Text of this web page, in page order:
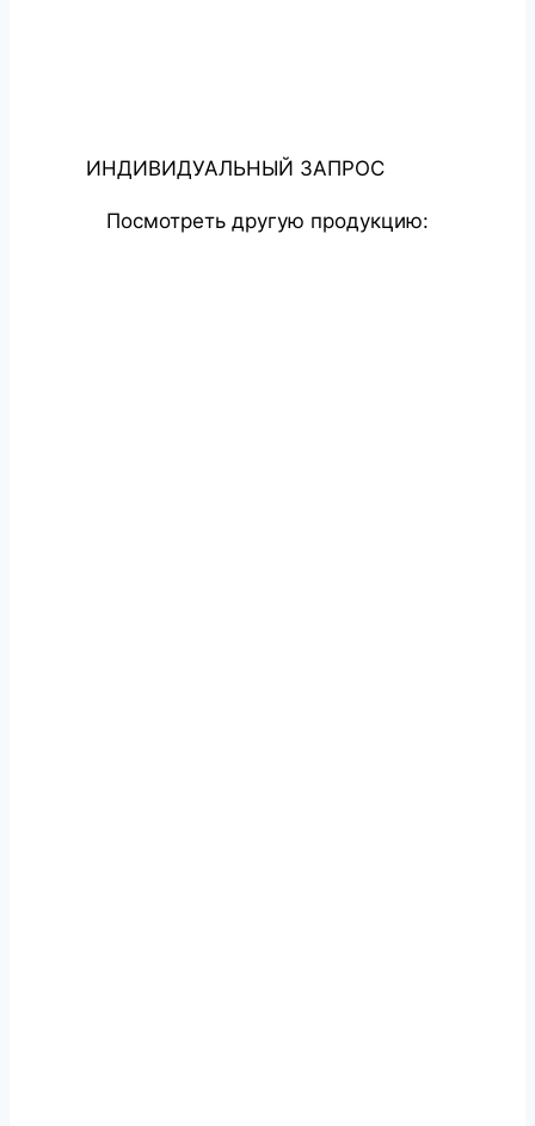
ИНДИВИДУАЛЬНЫЙ ЗАПРОС
Посмотреть другую продукцию: